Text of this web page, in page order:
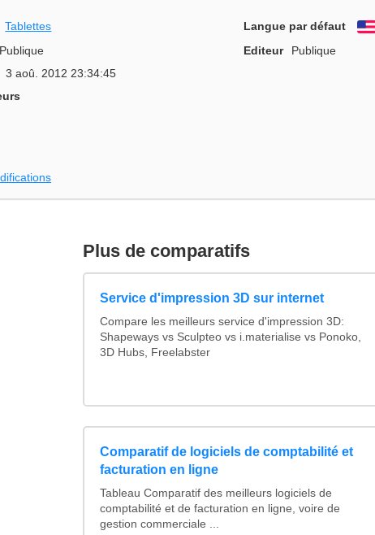
Tablettes Langue par défaut
Publique Editeur
Publique
3 aoû. 2012 23:34:45
Plus de comparatifs
Service d'impression 3D sur internet
Compare les meilleurs service d'impression 3D:
Shapeways vs Sculpteo vs i.materialise vs Ponoko,
3D Hubs, Freelabster
Comparatif de logiciels de comptabilité et
facturation en ligne
Tableau Comparatif des meilleurs logiciels de
comptabilité et de facturation en ligne, voire de
gestion commerciale ...